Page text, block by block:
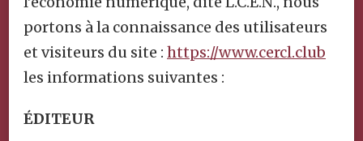
portons à la connaissance des utilisateurs
et visiteurs du site : https://www.cercl.club
les informations suivantes :
ÉDITEUR